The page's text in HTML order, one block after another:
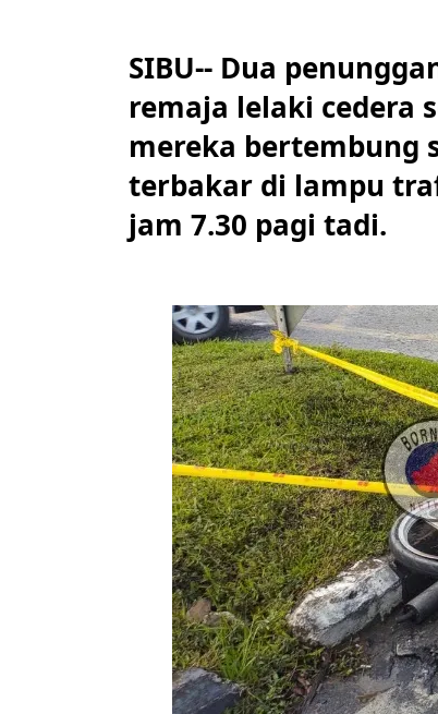
SIBU-- Dua
remaja lelaki cedera
mereka bertembung
terbakar di lampu
jam 7.30 pagi tadi.